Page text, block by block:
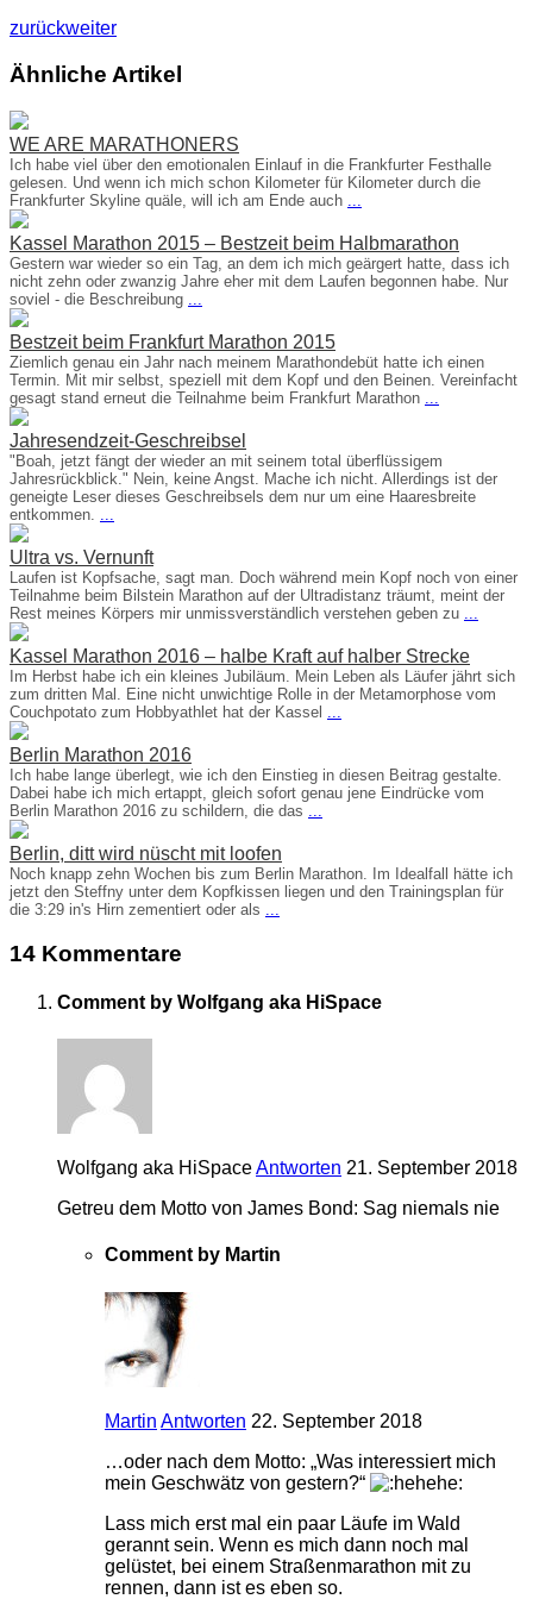
zurückweiter
Ähnliche Artikel
WE ARE MARATHONERS
Ich habe viel über den emotionalen Einlauf in die Frankfurter Festhalle
gelesen. Und wenn ich mich schon Kilometer für Kilometer durch die
Frankfurter Skyline quäle, will ich am Ende auch
Kassel Marathon 2015 – Bestzeit beim Halbmarathon
Gestern war wieder so ein Tag, an dem ich mich geärgert hatte, dass ich
nicht zehn oder zwanzig Jahre eher mit dem Laufen begonnen habe. Nur
soviel - die Beschreibung
Bestzeit beim Frankfurt Marathon 2015
Ziemlich genau ein Jahr nach meinem Marathondebüt hatte ich einen
Termin. Mit mir selbst, speziell mit dem Kopf und den Beinen. Vereinfacht
gesagt stand erneut die Teilnahme beim Frankfurt Marathon
Jahresendzeit-Geschreibsel
"Boah, jetzt fängt der wieder an mit seinem total überflüssigem
Jahresrückblick." Nein, keine Angst. Mache ich nicht. Allerdings ist der
geneigte Leser dieses Geschreibsels dem nur um eine Haaresbreite
entkommen.
Ultra vs. Vernunft
Laufen ist Kopfsache, sagt man. Doch während mein Kopf noch von einer
Teilnahme beim Bilstein Marathon auf der Ultradistanz träumt, meint der
Rest meines Körpers mir unmissverständlich verstehen geben zu
Kassel Marathon 2016 – halbe Kraft auf halber Strecke
Im Herbst habe ich ein kleines Jubiläum. Mein Leben als Läufer jährt sich
zum dritten Mal. Eine nicht unwichtige Rolle in der Metamorphose vom
Couchpotato zum Hobbyathlet hat der Kassel
Berlin Marathon 2016
Ich habe lange überlegt, wie ich den Einstieg in diesen Beitrag gestalte.
Dabei habe ich mich ertappt, gleich sofort genau jene Eindrücke vom
Berlin Marathon 2016 zu schildern, die das
Berlin, ditt wird nüscht mit loofen
Noch knapp zehn Wochen bis zum Berlin Marathon. Im Idealfall hätte ich
jetzt den Steffny unter dem Kopfkissen liegen und den Trainingsplan für
die 3:29 in's Hirn zementiert oder als
14 Kommentare
Comment by Wolfgang aka HiSpace
Wolfgang aka HiSpaceAntworten 21. September 2018
Getreu dem Motto von James Bond: Sag niemals nie
Comment by Martin
Martin Antworten 22. September 2018
…oder nach dem Motto: „Was interessiert mich
mein Geschwätz von gestern?“
Lass mich erst mal ein paar Läufe im Wald
gerannt sein. Wenn es mich dann noch mal
gelüstet, bei einem Straßenmarathon mit zu
rennen, dann ist es eben so.